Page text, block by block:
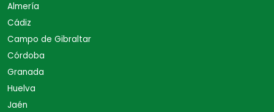
Almería
Cádiz
Campo de Gibraltar
Córdoba
Granada
Huelva
Jaén